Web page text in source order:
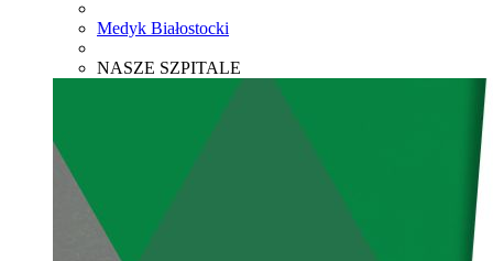
Medyk Białostocki
NASZE SZPITALE